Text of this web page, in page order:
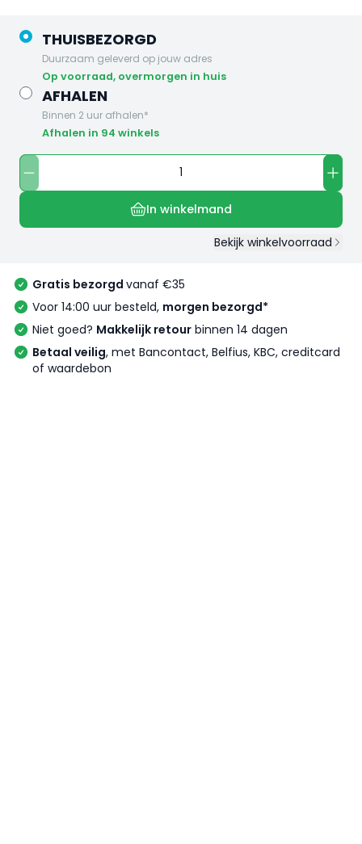
THUISBEZORGD
Duurzaam geleverd op jouw adres
op voorraad, overmorgen in huis
AFHALEN
Binnen 2 uur afhalen*
Afhalen in 94 winkels
In winkelmand
Bekijk winkelvoorraad
Gratis bezorgd vanaf €35
Voor 14:00 uur besteld, morgen bezorgd*
Niet goed? Makkelijk retour binnen 14 dagen
Betaal veilig, met Bancontact, Belfius, KBC, creditcard
of waardebon